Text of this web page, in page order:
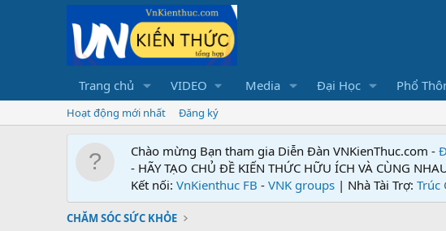
Trang chủ VIDEO Media Đại Học Phổ
Hoạt động mới nhất Đăng ký
Chào mừng Bạn tham gia Diễn Đàn VNKienThuc.com -
- HÃY TẠO CHỦ ĐỀ KIẾN THỨC HỮU ÍCH VÀ CÙNG
Kết nối: VnKienthuc FB - VNK groups | Nhà Tài Trợ: Trúc
CHĂM SÓC SỨC KHỎE